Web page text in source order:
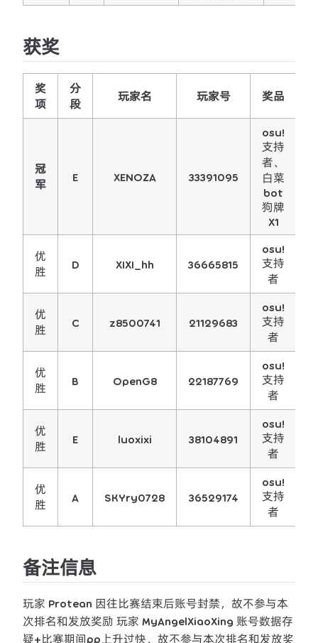
获奖
奖
项
分
段
玩家名 玩家号 奖品
冠
军
E XENOZA 33391095
osu!
支持
者、
白菜
bot
狗牌
X1
优
胜
D XIXI_hh 36665815
osu!
支持
者
优
胜
C z8500741 21129683
osu!
支持
者
优
胜
B OpenG8 22187769
osu!
支持
者
优
胜
E luoxixi 38104891
osu!
支持
者
优
胜
A SKYry0728 36529174
osu!
支持
者
备注信息
玩家 Protean 因往比赛结束后账号封禁，故不参与本
次排名和发放奖励 玩家 MyAngelXiaoXing 账号数据存
疑+比赛期间pp上升过快，故不参与本次排名和发放奖